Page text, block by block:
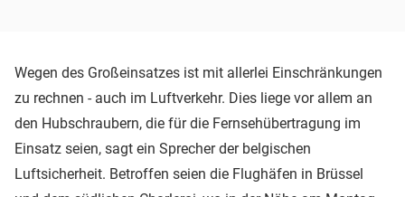
Wegen des Großeinsatzes ist mit allerlei Einschränkungen
zu rechnen - auch im Luftverkehr. Dies liege vor allem an
den Hubschraubern, die für die Fernsehübertragung im
Einsatz seien, sagt ein Sprecher der belgischen
Luftsicherheit. Betroffen seien die Flughäfen in Brüssel